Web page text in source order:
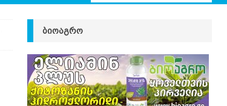
ᲑᲘᲝᲐᲒᲠᲝ